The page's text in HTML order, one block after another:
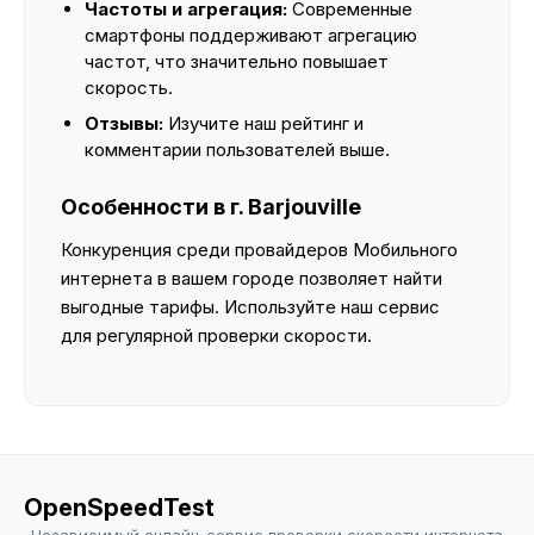
Частоты и агрегация: Современные
смартфоны поддерживают агрегацию
частот, что значительно повышает
скорость.
Отзывы: Изучите наш рейтинг и
комментарии пользователей выше.
Особенности в г. Barjouville
Конкуренция среди провайдеров Мобильного
интернета в вашем городе позволяет найти
выгодные тарифы. Используйте наш сервис
для регулярной проверки скорости.
OpenSpeedTest